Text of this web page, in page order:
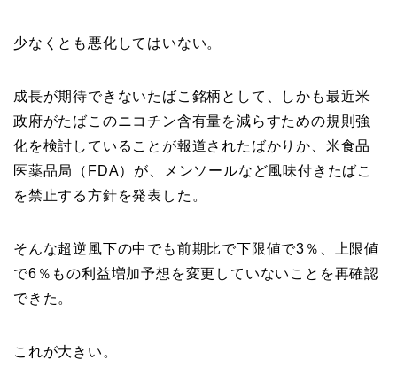
少なくとも悪化してはいない。
成長が期待できないたばこ銘柄として、しかも最近米
政府がたばこのニコチン含有量を減らすための規則強
化を検討していることが報道されたばかりか、米食品
医薬品局（FDA）が、メンソールなど風味付きたばこ
を禁止する方針を発表した。
そんな超逆風下の中でも前期比で下限値で3％、上限値
で6％もの利益増加予想を変更していないことを再確認
できた。
これが大きい。